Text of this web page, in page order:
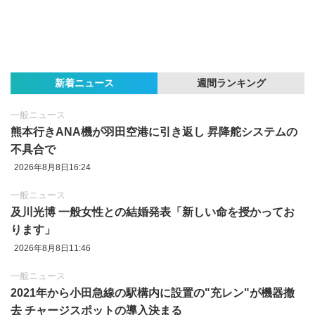
新着ニュース 週間ランキング
一般ニュース
熊本行きANA機が羽田空港に引き返し 昇降舵システムの
不具合で
2026年8月8日16:24
一般ニュース
及川光博 一般女性との結婚発表「新しい命を授かってお
ります」
2026年8月8日11:46
一般ニュース
2021年から小田急線の駅構内に設置の"充レン"が機器撤
去 チャージスポットの導入決まる